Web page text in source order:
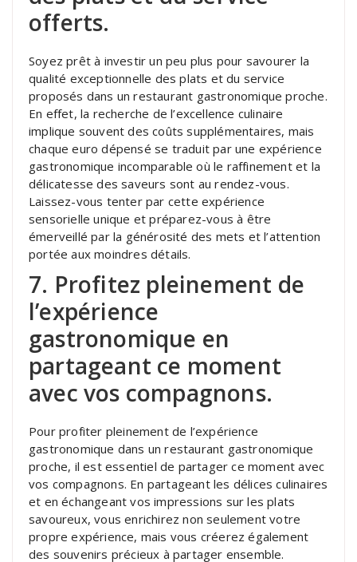
offerts.
Soyez prêt à investir un peu plus pour savourer la
qualité exceptionnelle des plats et du service
proposés dans un restaurant gastronomique proche.
En effet, la recherche de l’excellence culinaire
implique souvent des coûts supplémentaires, mais
chaque euro dépensé se traduit par une expérience
gastronomique incomparable où le raffinement et la
délicatesse des saveurs sont au rendez-vous.
Laissez-vous tenter par cette expérience
sensorielle unique et préparez-vous à être
émerveillé par la générosité des mets et l’attention
portée aux moindres détails.
7. Profitez pleinement de
l’expérience
gastronomique en
partageant ce moment
avec vos compagnons.
Pour profiter pleinement de l’expérience
gastronomique dans un restaurant gastronomique
proche, il est essentiel de partager ce moment avec
vos compagnons. En partageant les délices culinaires
et en échangeant vos impressions sur les plats
savoureux, vous enrichirez non seulement votre
propre expérience, mais vous créerez également
des souvenirs précieux à partager ensemble.